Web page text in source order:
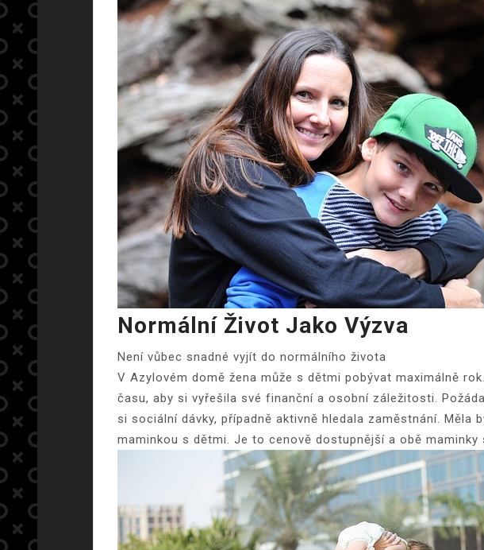
Normální Život Jako Výzva
Není vůbec snadné vyjít do normálního života
V Azylovém domě žena může s dětmi pobývat maximálně
času, aby si vyřešila své finanční a osobní záležitosti.
si sociální dávky, případně aktivně hledala zaměstnání.
maminkou s dětmi. Je to cenově dostupnější a obě maminky